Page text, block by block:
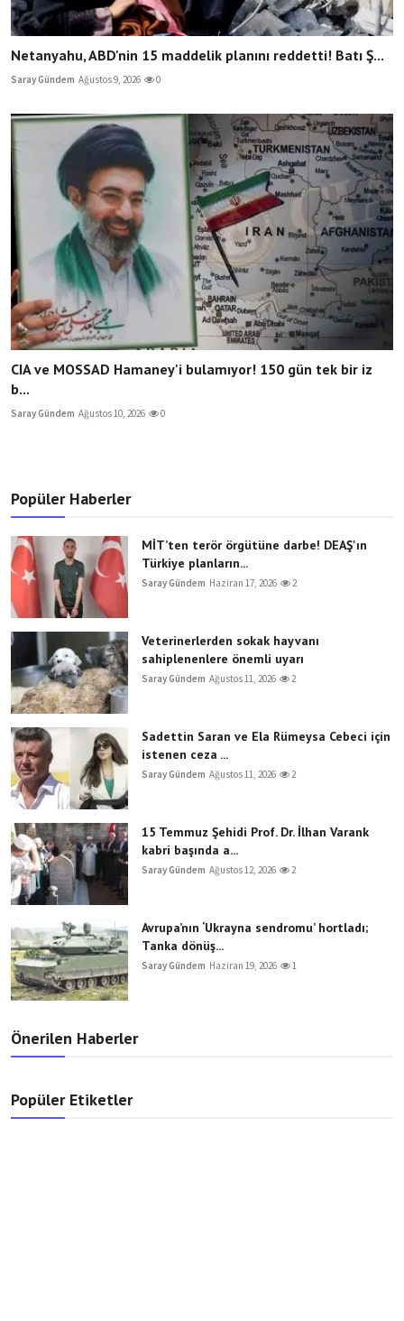
Netanyahu, ABD'nin 15 maddelik planını reddetti! Batı Ş...
Saray Gündem Ağustos 9, 2026 0
CIA ve MOSSAD Hamaney'i bulamıyor! 150 gün tek bir iz
b...
Saray Gündem Ağustos 10, 2026 0
Popüler Haberler
MİT’ten terör örgütüne darbe! DEAŞ'ın
Türkiye planların...
Saray Gündem Haziran 17, 2026 2
Veterinerlerden sokak hayvanı
sahiplenenlere önemli uyarı
Saray Gündem Ağustos 11, 2026 2
Sadettin Saran ve Ela Rümeysa Cebeci için
istenen ceza ...
Saray Gündem Ağustos 11, 2026 2
15 Temmuz Şehidi Prof. Dr. İlhan Varank
kabri başında a...
Saray Gündem Ağustos 12, 2026 2
Avrupa’nın ‘Ukrayna sendromu’ hortladı;
Tanka dönüş...
Saray Gündem Haziran 19, 2026 1
Önerilen Haberler
Popüler Etiketler